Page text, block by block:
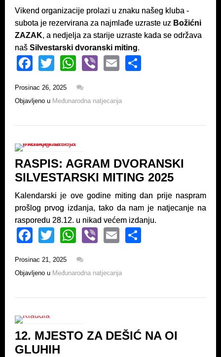
Vikend organizacije prolazi u znaku našeg kluba -
subota je rezervirana za najmlađe uzraste uz Božićni
ZAZAK, a nedjelja za starije uzraste kada se održava
naš Silvestarski dvoranski miting.
F
c
e
b
o
o
k
T
tt
er
W
at
s
A
p
Vi
er
E
Prosinac 26, 2025
Objavljeno u Međunarodna natjecanja
RASPIS: AGRAM DVORANSKI
SILVESTARSKI MITING 2025
Kalendarski je ove godine miting dan prije naspram
prošlog prvog izdanja, tako da nam je natjecanje na
rasporedu 28.12. u nikad većem izdanju.
F
c
e
b
o
o
k
T
tt
W
at
A
p
Vi
er
E
Prosinac 21, 2025
Objavljeno u Međunarodna natjecanja
12. MJESTO ZA DEŠIĆ NA OI
GLUHIH